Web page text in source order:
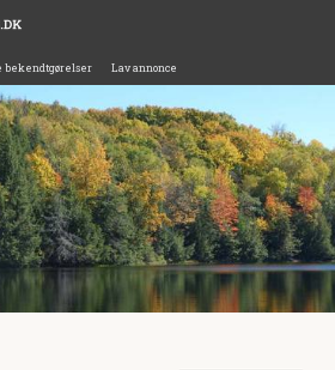
bekendtgørelser Lav annonce